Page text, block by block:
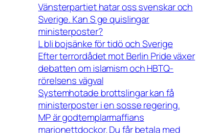
Vänsterpartiet hatar oss svenskar och
Sverige. Kan S ge quislingar
ministerposter?
L bli bojsänke för tidö och Sverige
Efter terrordådet mot Berlin Pride växer
debatten om islamism och HBTQ-
rörelsens vägval
Systemhotade brottslingar kan få
ministerposter i en sosse regering.
MP är godtemplarmaffians
marionettdockor. Du får betala med